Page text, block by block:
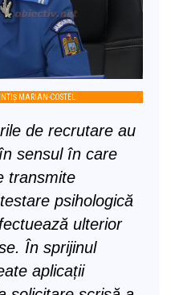
MARIAN-COSTEL
de recrutare au
sensul în care
transmite
psihologică
ulterior
În sprijinul
aplicații